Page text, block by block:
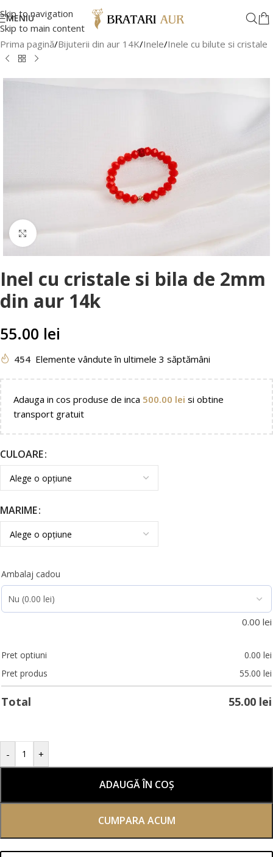
Skip to navigation
Skip to main content
MENIU
Prima pagină/Bijuterii din aur 14K/Inele/Inele cu bilute si cristale
Faceți clic pentru a mări
Inel cu cristale si bila de 2mm
din aur 14k
55.00 lei
454 Elemente vândute în ultimele 3 săptămâni
Adauga in cos produse de inca 500.00 lei si obtine
transport gratuit
CULOARE
MARIME
Ambalaj cadou
0.00 lei
Pret optiuni 0.00 lei
Pret produs
55.00 lei
Total 55.00 lei
- +
ADAUGĂ ÎN COȘ
CUMPARA ACUM